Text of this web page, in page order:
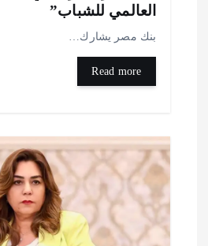
للشباب”
مصر يشارك…